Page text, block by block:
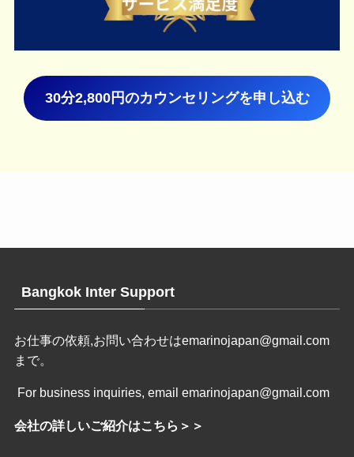
30分2,800円のカウンセリングを申し込む
Bangkok Inter Support
お仕事の依頼,お問い合わせはemarinojapan@gmail.com
まで。
For business inquiries, email emarinojapan@gmail.com
会社の詳しいご紹介はこちら＞＞